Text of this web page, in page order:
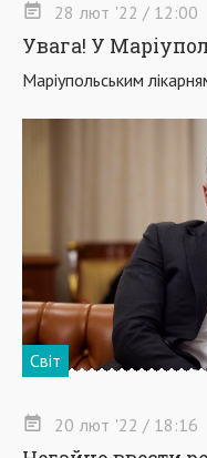
28 лют '22 / 12:00
Увага! У
Маріупольським
Світ
20 лют '22 / 18:16